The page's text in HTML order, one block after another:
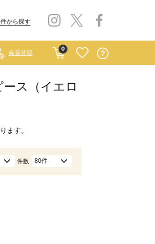
から探す
0
会員登録
ス（イエロ
ます。
件数 80件